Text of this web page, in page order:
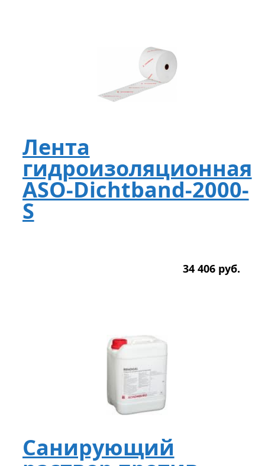
Лента
гидроизоляционная
ASO-Dichtband-2000-
S
34 406 руб.
Санирующий